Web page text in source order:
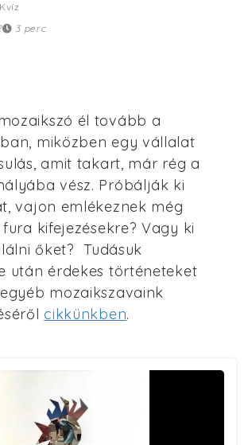
3 perc
él tovább a
miközben egy vállalat
amit takart, már rég a
vész. Próbálják ki
vajon emlékeznek még
kifejezésekre? Vagy ki
őket? Tudásuk
után érdekes történeteket
mozaikszavaink
cikkünkben.